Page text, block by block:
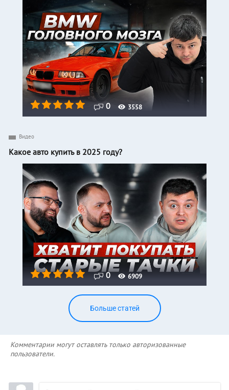
0 3558
0 6909
Видео
Какое авто купить в 2025 году?
Больше статей
Комментарии могут оставлять только авторизованные
пользователи.